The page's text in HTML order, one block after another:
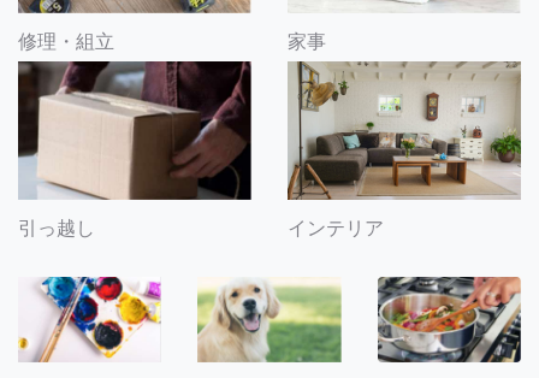
修理・組立 家事
引っ越し インテリア